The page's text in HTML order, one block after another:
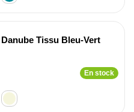
Tissu Bleu-Vert
En stock